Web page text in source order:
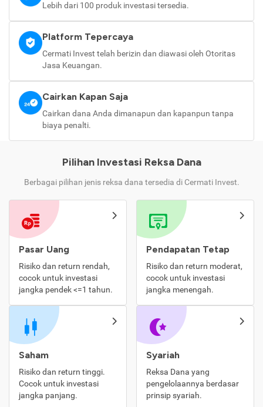
Lebih dari 100 produk investasi tersedia.
Platform Tepercaya
Cermati Invest telah berizin dan diawasi oleh Otoritas
Jasa Keuangan.
Cairkan Kapan Saja
Cairkan dana Anda dimanapun dan kapanpun tanpa
biaya penalti.
Pilihan Investasi Reksa Dana
Berbagai pilihan jenis reksa dana tersedia di Cermati Invest.
Pasar Uang
Risiko dan return rendah,
cocok untuk investasi
jangka pendek <=1 tahun.
Pendapatan Tetap
Risiko dan return moderat,
cocok untuk investasi
jangka menengah.
Saham
Risiko dan return tinggi.
Cocok untuk investasi
jangka panjang.
Syariah
Reksa Dana yang
pengelolaannya berdasar
prinsip syariah.